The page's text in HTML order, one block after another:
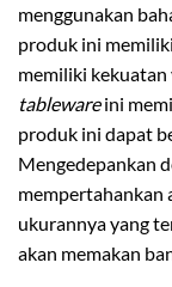
menggunakan
produk ini
memiliki kekuatan
tablewareini
produk ini dapat
Mengedepankan
mempertahankan
ukurannya yang
akan memakan